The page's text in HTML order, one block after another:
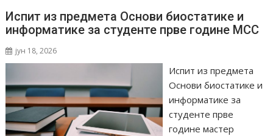
Испит из предмета Основи биостатике и
информатике за студенте прве године МСС
јун 18, 2026
Испит из предмета
Основи биостатике и
информатике за
студенте прве
године мастер